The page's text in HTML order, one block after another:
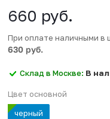
660 руб.
При оплате наличными в
630 руб.
Склад в Москве: В
Цвет основной
черный